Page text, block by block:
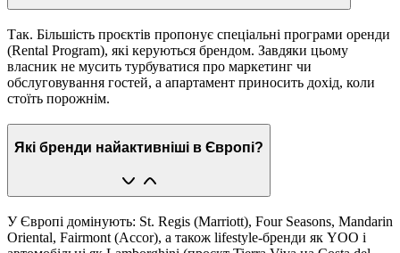
Так. Більшість проєктів пропонує спеціальні програми оренди
(Rental Program), які керуються брендом. Завдяки цьому
власник не мусить турбуватися про маркетинг чи
обслуговування гостей, а апартамент приносить дохід, коли
стоїть порожнім.
Які бренди найактивніші в Європі?
У Європі домінують: St. Regis (Marriott), Four Seasons, Mandarin
Oriental, Fairmont (Accor), а також lifestyle-бренди як YOO і